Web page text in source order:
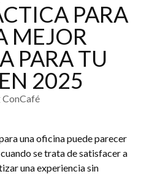
PARA
MEJOR
PARA TU
2025
ConCafé
una oficina puede parecer
se trata de satisfacer a
una experiencia sin